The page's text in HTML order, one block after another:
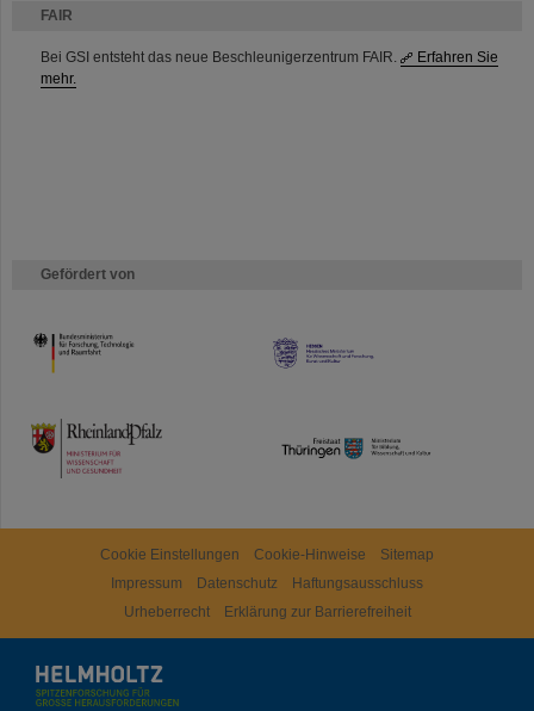
FAIR
Bei GSI entsteht das neue Beschleunigerzentrum FAIR.
Erfahren Sie
mehr.
Gefördert von
HMWK
TMWWDG
Cookie Einstellungen Cookie-Hinweise
Sitemap
Impressum
Datenschutz
Haftungsausschluss
Urheberrecht
Erklärung zur Barrierefreiheit